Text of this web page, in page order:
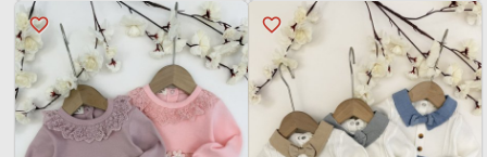
favorite_border
favorite_border